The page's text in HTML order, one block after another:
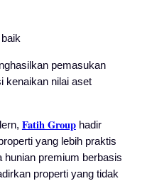
pemasukan
kenaikan nilai aset
Fatih Grouphadir
yang lebih praktis
hunian premium berbasis
properti yang tidak